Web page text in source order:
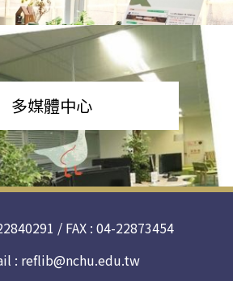
多媒體中心
/ FAX : 04-22873454
: reflib@nchu.edu.tw